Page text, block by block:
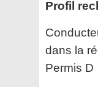
Profil
dans la
Permis D